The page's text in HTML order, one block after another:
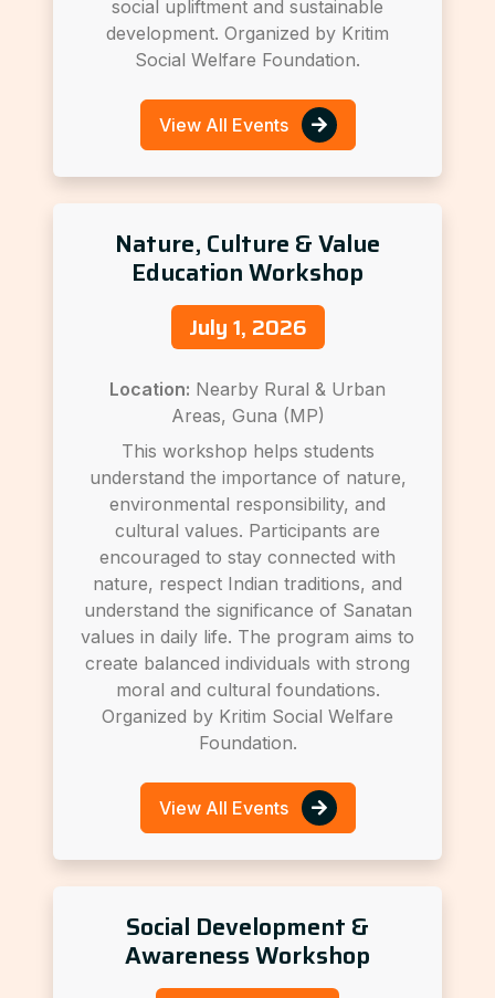
social upliftment and sustainable
development. Organized by Kritim
Social Welfare Foundation.
View All Events
Nature, Culture & Value
Education Workshop
July 1, 2026
Location: Nearby Rural & Urban
Areas, Guna (MP)
This workshop helps students
understand the importance of nature,
environmental responsibility, and
cultural values. Participants are
encouraged to stay connected with
nature, respect Indian traditions, and
understand the significance of Sanatan
values in daily life. The program aims to
create balanced individuals with strong
moral and cultural foundations.
Organized by Kritim Social Welfare
Foundation.
View All Events
Social Development &
Awareness Workshop